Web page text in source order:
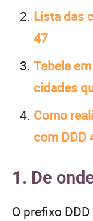
Lista das
47
Tabela
cidades
Como
com DDD
1. De
O prefixo